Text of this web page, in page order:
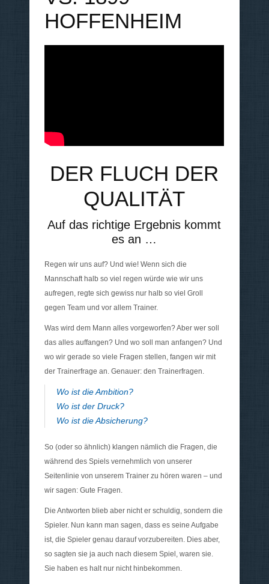
HOFFENHEIM
DER FLUCH DER
QUALITÄT
Auf das richtige Ergebnis kommt
es an …
Regen wir uns auf? Und wie! Wenn sich die
Mannschaft halb so viel regen würde wie wir uns
aufregen, regte sich gewiss nur halb so viel Groll
gegen Team und vor allem Trainer.
Was wird dem Mann alles vorgeworfen? Aber wer soll
das alles auffangen? Und wo soll man anfangen? Und
wo wir gerade so viele Fragen stellen, fangen wir mit
der Trainerfrage an. Genauer: den Trainerfragen.
Wo ist die Ambition?
Wo ist der Druck?
Wo ist die Absicherung?
So (oder so ähnlich) klangen nämlich die Fragen, die
während des Spiels vernehmlich von unserer
Seitenlinie von unserem Trainer zu hören waren – und
wir sagen: Gute Fragen.
Die Antworten blieb aber nicht er schuldig, sondern die
Spieler. Nun kann man sagen, dass es seine Aufgabe
ist, die Spieler genau darauf vorzubereiten. Dies aber,
so sagten sie ja auch nach diesem Spiel, waren sie.
Sie haben es halt nur nicht hinbekommen.